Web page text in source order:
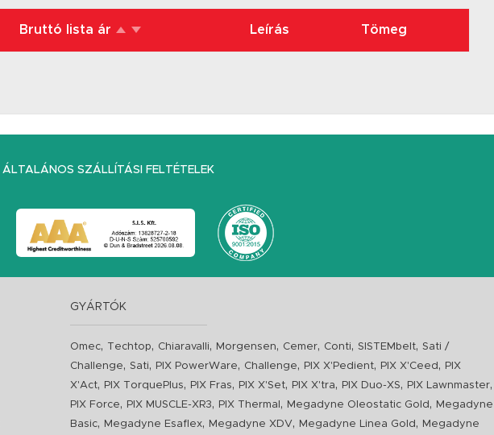
Bruttó lista ár Leírás Tömeg
ÁLTALÁNOS SZÁLLÍTÁSI FELTÉTELEK
GYÁRTÓK
Omec, Techtop, Chiaravalli, Morgensen, Cemer, Conti,SISTEMbelt,Sati /
Challenge,Sati, PIX PowerWare, Challenge, PIX X'Pedient, PIX X'Ceed ,
PIX
X'Act, PIX TorquePlus, PIX Fras, PIX X'Set, PIX X'tra, PIX Duo-XS, PIX Lawnmaster,
PIX Force, PIX MUSCLE-XR3, PIX Thermal , Megadyne Oleostatic Gold ,
Megadyne
Basic, Megadyne Esaflex, Megadyne XDV, Megadyne Linea Gold ,
Megadyne